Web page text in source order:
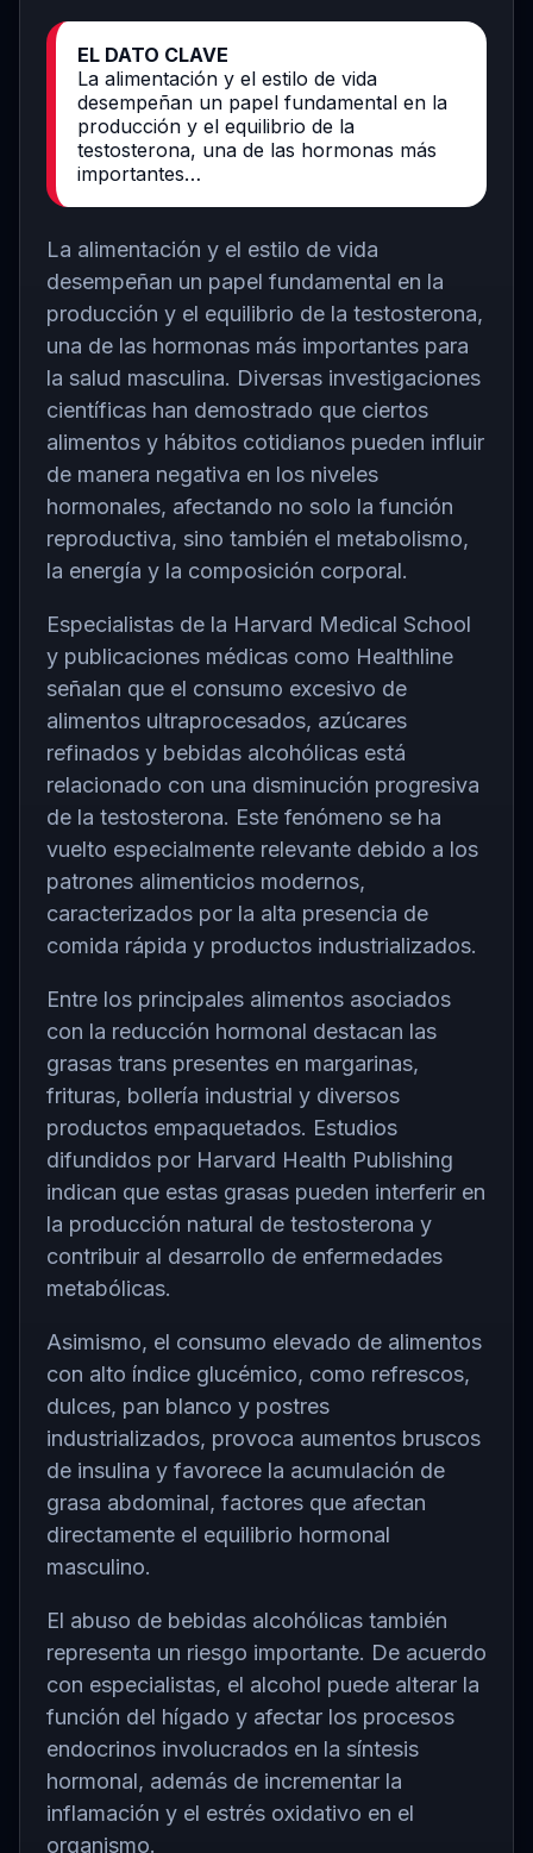
EL DATO CLAVE
La alimentación y el estilo de vida
desempeñan un papel fundamental en la
producción y el equilibrio de la
testosterona, una de las hormonas más
importantes…
La alimentación y el estilo de vida
desempeñan un papel fundamental en la
producción y el equilibrio de la testosterona,
una de las hormonas más importantes para
la salud masculina. Diversas investigaciones
científicas han demostrado que ciertos
alimentos y hábitos cotidianos pueden influir
de manera negativa en los niveles
hormonales, afectando no solo la función
reproductiva, sino también el metabolismo,
la energía y la composición corporal.
Especialistas de la Harvard Medical School
y publicaciones médicas como Healthline
señalan que el consumo excesivo de
alimentos ultraprocesados, azúcares
refinados y bebidas alcohólicas está
relacionado con una disminución progresiva
de la testosterona. Este fenómeno se ha
vuelto especialmente relevante debido a los
patrones alimenticios modernos,
caracterizados por la alta presencia de
comida rápida y productos industrializados.
Entre los principales alimentos asociados
con la reducción hormonal destacan las
grasas trans presentes en margarinas,
frituras, bollería industrial y diversos
productos empaquetados. Estudios
difundidos por Harvard Health Publishing
indican que estas grasas pueden interferir en
la producción natural de testosterona y
contribuir al desarrollo de enfermedades
metabólicas.
Asimismo, el consumo elevado de alimentos
con alto índice glucémico, como refrescos,
dulces, pan blanco y postres
industrializados, provoca aumentos bruscos
de insulina y favorece la acumulación de
grasa abdominal, factores que afectan
directamente el equilibrio hormonal
masculino.
El abuso de bebidas alcohólicas también
representa un riesgo importante. De acuerdo
con especialistas, el alcohol puede alterar la
función del hígado y afectar los procesos
endocrinos involucrados en la síntesis
hormonal, además de incrementar la
inflamación y el estrés oxidativo en el
organismo.